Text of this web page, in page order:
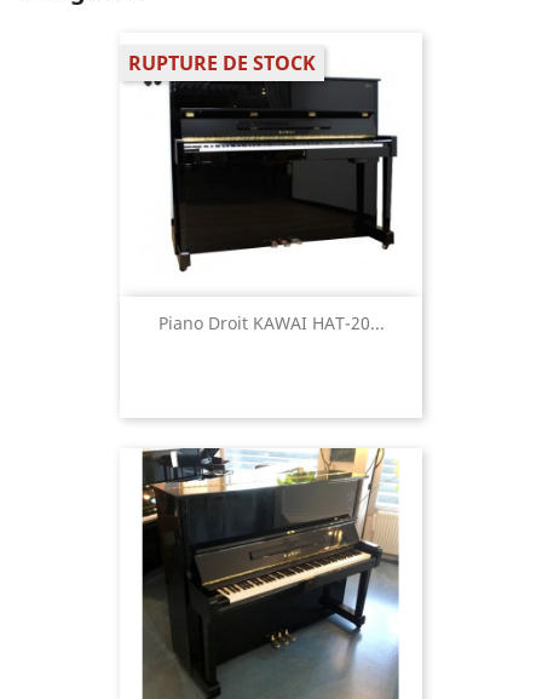
Piano Droit KAWAI HAT-20...
RUPTURE DE STOCK